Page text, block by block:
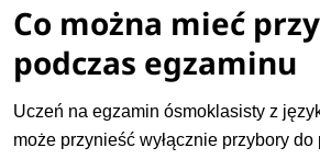
Co można mieć
podczas egzaminu
Uczeń na egzamin ósmoklasisty z
może przynieść wyłącznie przybory